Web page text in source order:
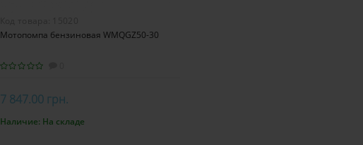
Мотопомпа бензиновая WMQGZ50-30
7 847.00 грн.
В корзину
Наличие: На складе